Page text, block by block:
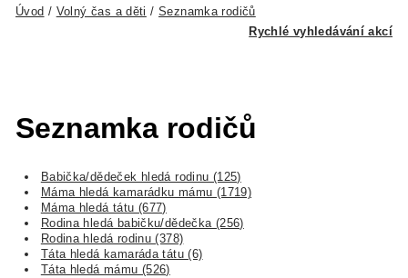
Rychlé vyhledávání akcí
Úvod / Volný čas a děti /Seznamka rodičů
Seznamka rodičů
Babička/dědeček hledá rodinu (125)
Máma hledá kamarádku mámu (1719)
Máma hledá tátu (677)
Rodina hledá babičku/dědečka (256)
Rodina hledá rodinu (378)
Táta hledá kamaráda tátu (6)
Táta hledá mámu (526)